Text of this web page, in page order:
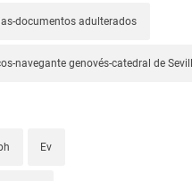
documentos adulterados
navegante genovés-catedral de
Ev